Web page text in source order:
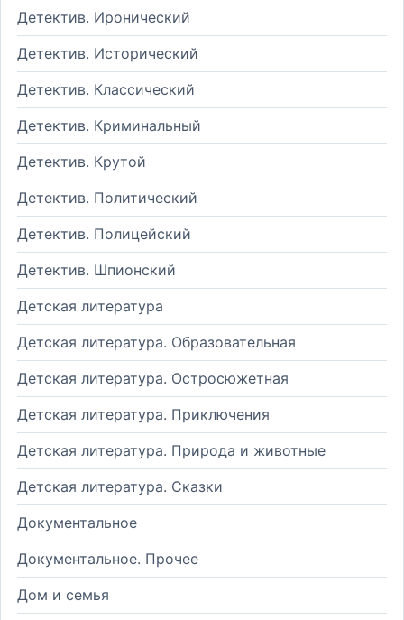
Детектив. Иронический
Детектив. Исторический
Детектив. Классический
Детектив. Криминальный
Детектив. Крутой
Детектив. Политический
Детектив. Полицейский
Детектив. Шпионский
Детская литература
Детская литература. Образовательная
Детская литература. Остросюжетная
Детская литература. Приключения
Детская литература. Природа и животные
Детская литература. Сказки
Документальное
Документальное. Прочее
Дом и семья